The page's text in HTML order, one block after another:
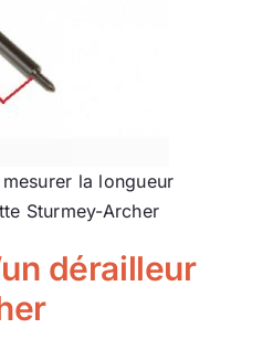
la longueur
Sturmey-Archer
dérailleur